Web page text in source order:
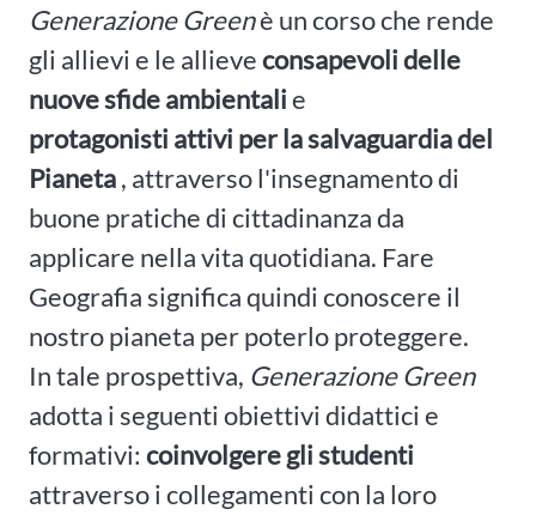
Generazione Greenè un corso che rende
gli allievi e le allieveconsapevoli delle
nuove sfide ambientalie
protagonisti attivi per la salvaguardia del
Pianeta, attraverso l'insegnamento di
buone pratiche di cittadinanza da
applicare nella vita quotidiana. Fare
Geografia significa quindi conoscere il
nostro pianeta per poterlo proteggere.
In tale prospettiva, Generazione Green
adotta i seguenti obiettivi didattici e
formativi: coinvolgere gli studenti
attraverso i collegamenti con la loro